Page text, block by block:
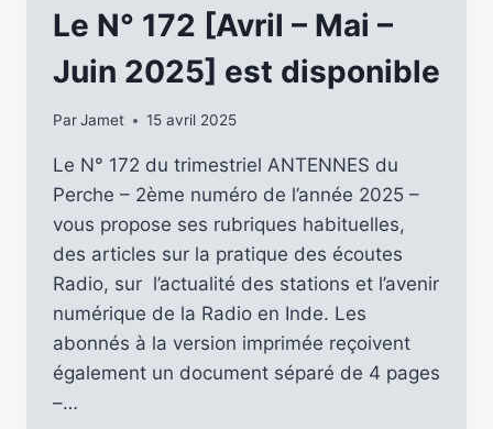
Le N° 172 [Avril – Mai –
Juin 2025] est disponible
ParJamet 15 avril 2025
Le N° 172 du trimestriel ANTENNES du
Perche – 2ème numéro de l’année 2025 –
vous propose ses rubriques habituelles,
des articles sur la pratique des écoutes
Radio, sur l’actualité des stations et l’avenir
numérique de la Radio en Inde. Les
abonnés à la version imprimée reçoivent
également un document séparé de 4 pages
–…